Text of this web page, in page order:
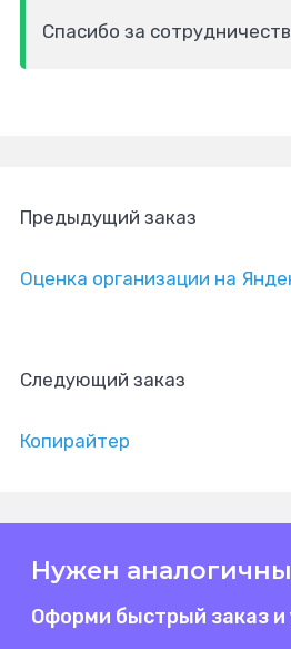
Спасибо за
Предыдущий заказ
Оценка организации на
Следующий заказ
Копирайтер
Нужен
Оформи быстрый заказ и